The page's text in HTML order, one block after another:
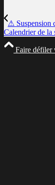
⚠ Suspension
Calendrier de la
Faire défiler